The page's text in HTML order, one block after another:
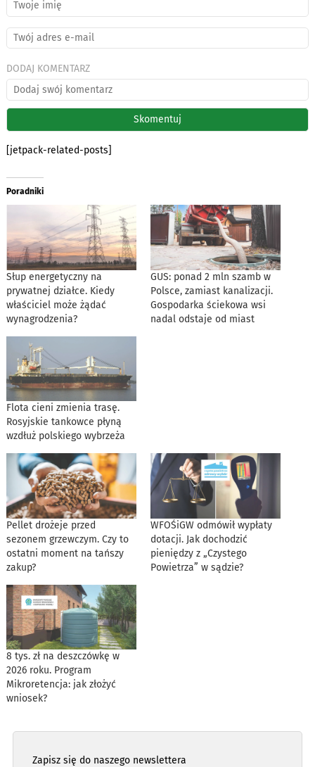
DODAJ KOMENTARZ
[jetpack-related-posts]
Poradniki
Słup energetyczny na
prywatnej działce. Kiedy
właściciel może żądać
wynagrodzenia?
GUS: ponad 2 mln szamb w
Polsce, zamiast kanalizacji.
Gospodarka ściekowa wsi
nadal odstaje od miast
Flota cieni zmienia trasę.
Rosyjskie tankowce płyną
wzdłuż polskiego wybrzeża
Pellet drożeje przed
sezonem grzewczym. Czy to
ostatni moment na tańszy
zakup?
WFOŚiGW odmówił wypłaty
dotacji. Jak dochodzić
pieniędzy z „Czystego
Powietrza” w sądzie?
8 tys. zł na deszczówkę w
2026 roku. Program
Mikroretencja: jak złożyć
wniosek?
Zapisz się do naszego newslettera